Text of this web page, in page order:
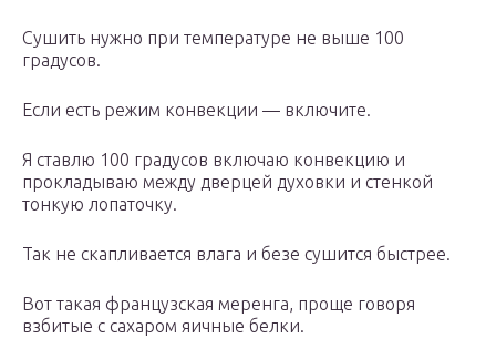
Сушить нужно при температуре не выше 100
градусов.
Если есть режим конвекции — включите.
Я ставлю 100 градусов включаю конвекцию и
прокладываю между дверцей духовки и стенкой
тонкую лопаточку.
Так не скапливается влага и безе сушится быстрее.
Вот такая французская меренга, проще говоря
взбитые с сахаром яичные белки.